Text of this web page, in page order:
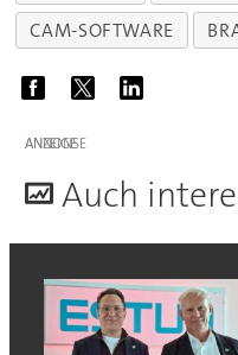
CAM-SOFTWARE
ANZEIGE
Auch